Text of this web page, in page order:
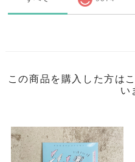
この商品を購入した方は
い